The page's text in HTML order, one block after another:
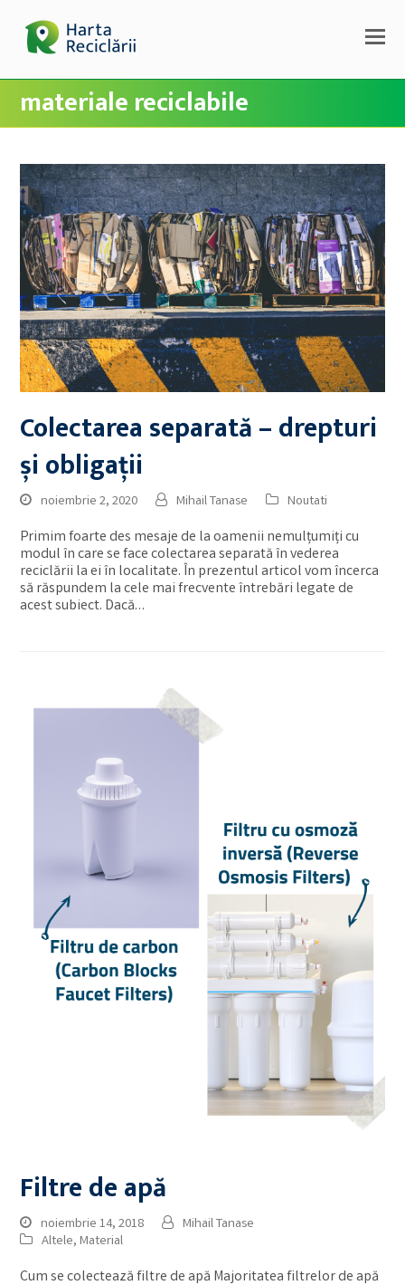
materiale reciclabile
Colectarea separată – drepturi
și obligații
noiembrie 2, 2020 Mihail Tanase Noutati
Primim foarte des mesaje de la oamenii nemulțumiți cu
modul în care se face colectarea separată în vederea
reciclării la ei în localitate. În prezentul articol vom încerca
să răspundem la cele mai frecvente întrebări legate de
acest subiect. Dacă…
Filtre de apă
noiembrie 14, 2018
Mihail Tanase
Altele,Material
Cum se colectează filtre de apă Majoritatea filtrelor de apă